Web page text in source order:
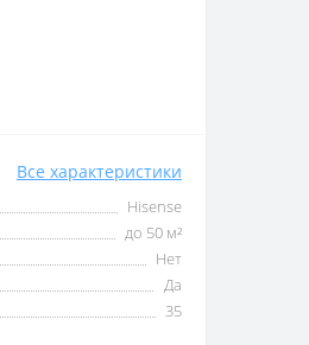
Все характеристики
Hisense
до 50 м²
Нет
Да
35